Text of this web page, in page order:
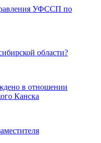
УФССП по
области?
в отношении
Канска